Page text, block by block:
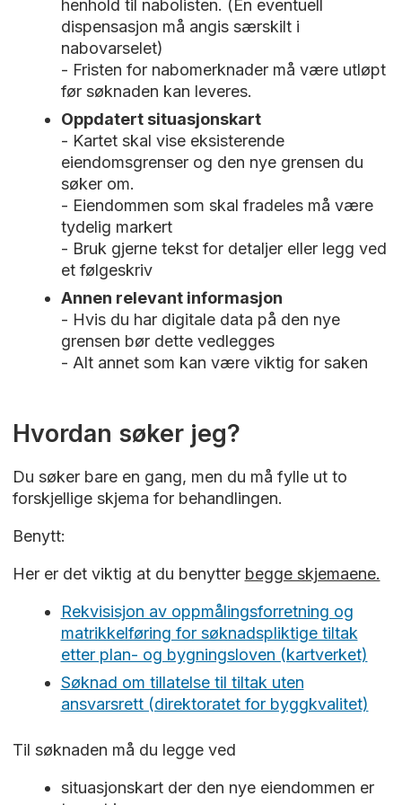
henhold til nabolisten. (En eventuell
dispensasjon må angis særskilt i
nabovarselet)
- Fristen for nabomerknader må være utløpt
før søknaden kan leveres.
Oppdatert situasjonskart
- Kartet skal vise eksisterende
eiendomsgrenser og den nye grensen du
søker om.
- Eiendommen som skal fradeles må være
tydelig markert
- Bruk gjerne tekst for detaljer eller legg ved
et følgeskriv
Annen relevant informasjon
- Hvis du har digitale data på den nye
grensen bør dette vedlegges
- Alt annet som kan være viktig for saken
Hvordan søker jeg?
Du søker bare en gang, men du må fylle ut to
forskjellige skjema for behandlingen.
Benytt:
Her er det viktig at du benytter begge skjemaene.
Rekvisisjon av oppmålingsforretning og
matrikkelføring for søknadspliktige tiltak
etter plan- og bygningsloven (kartverket)
Søknad om tillatelse til tiltak uten
ansvarsrett (direktoratet for byggkvalitet)
Til søknaden må du legge ved
situasjonskart der den nye eiendommen er